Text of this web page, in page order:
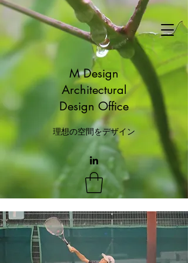
M Design
Architectural
Design Office
理想の空間をデザイン